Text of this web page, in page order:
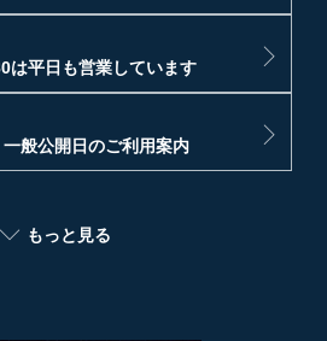
は平日も営業しています
般公開日のご利用案内
もっと見る
セオリジナル２番組一挙上映